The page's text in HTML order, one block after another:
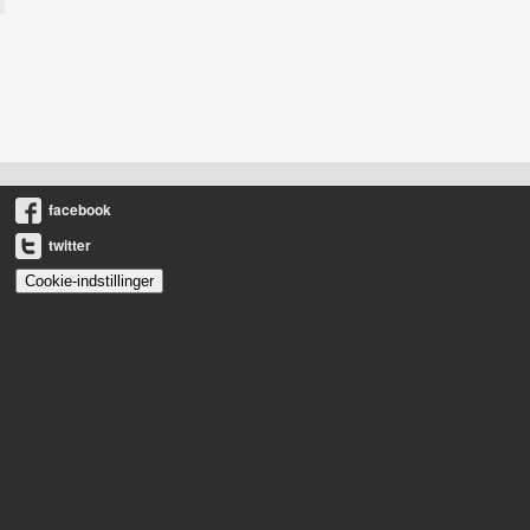
facebook
twitter
Cookie-indstillinger